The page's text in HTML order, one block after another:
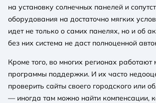
на установку солнечных панелей и
оборудования на достаточно мягких
идет не только о самих панелях, но и об
без них система не даст полноценной
Кроме того, во многих регионах работают
программы поддержки. И их часто
проверить сайты своего городского или
— иногда там можно найти компенсации,